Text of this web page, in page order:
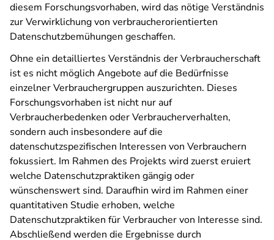
diesem Forschungsvorhaben, wird das nötige Verständnis
zur Verwirklichung von verbraucherorientierten
Datenschutzbemühungen geschaffen.
Ohne ein detailliertes Verständnis der Verbraucherschaft
ist es nicht möglich Angebote auf die Bedürfnisse
einzelner Verbrauchergruppen auszurichten. Dieses
Forschungsvorhaben ist nicht nur auf
Verbraucherbedenken oder Verbraucherverhalten,
sondern auch insbesondere auf die
datenschutzspezifischen Interessen von Verbrauchern
fokussiert. Im Rahmen des Projekts wird zuerst eruiert
welche Datenschutzpraktiken gängig oder
wünschenswert sind. Daraufhin wird im Rahmen einer
quantitativen Studie erhoben, welche
Datenschutzpraktiken für Verbraucher von Interesse sind.
Abschließend werden die Ergebnisse durch